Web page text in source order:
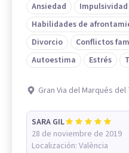
Ansiedad
Impulsividad
Habilidades de
Divorcio
Conflictos
Autoestima
Estrés
Gran Via del Marqués
SARA GIL
28 de noviembre de 2019
Localización: València